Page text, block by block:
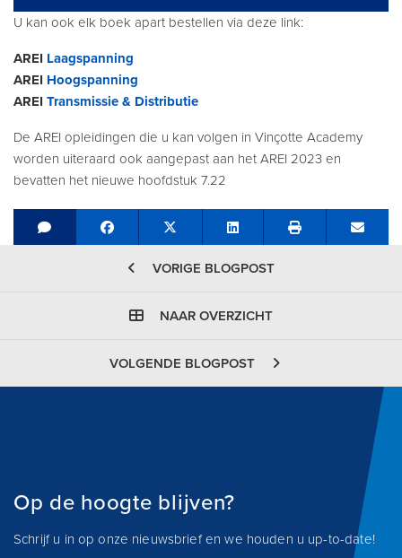
U kan ook elk boek apart bestellen via deze link:
AREI Laagspanning
AREI Hoogspanning
AREI Transmissie & Distributie
De AREI opleidingen die u kan volgen in Vinçotte Academy
worden uiteraard ook aangepast aan het AREI 2023 en
bevatten het nieuwe hoofdstuk 7.22
Share on Facebook
Tweet Share on LinkedIn Send
VORIGE BLOGPOST
NAAR OVERZICHT
VOLGENDE BLOGPOST
Op de hoogte blijven?
Schrijf u in op onze nieuwsbrief en we houden u up-to-date!